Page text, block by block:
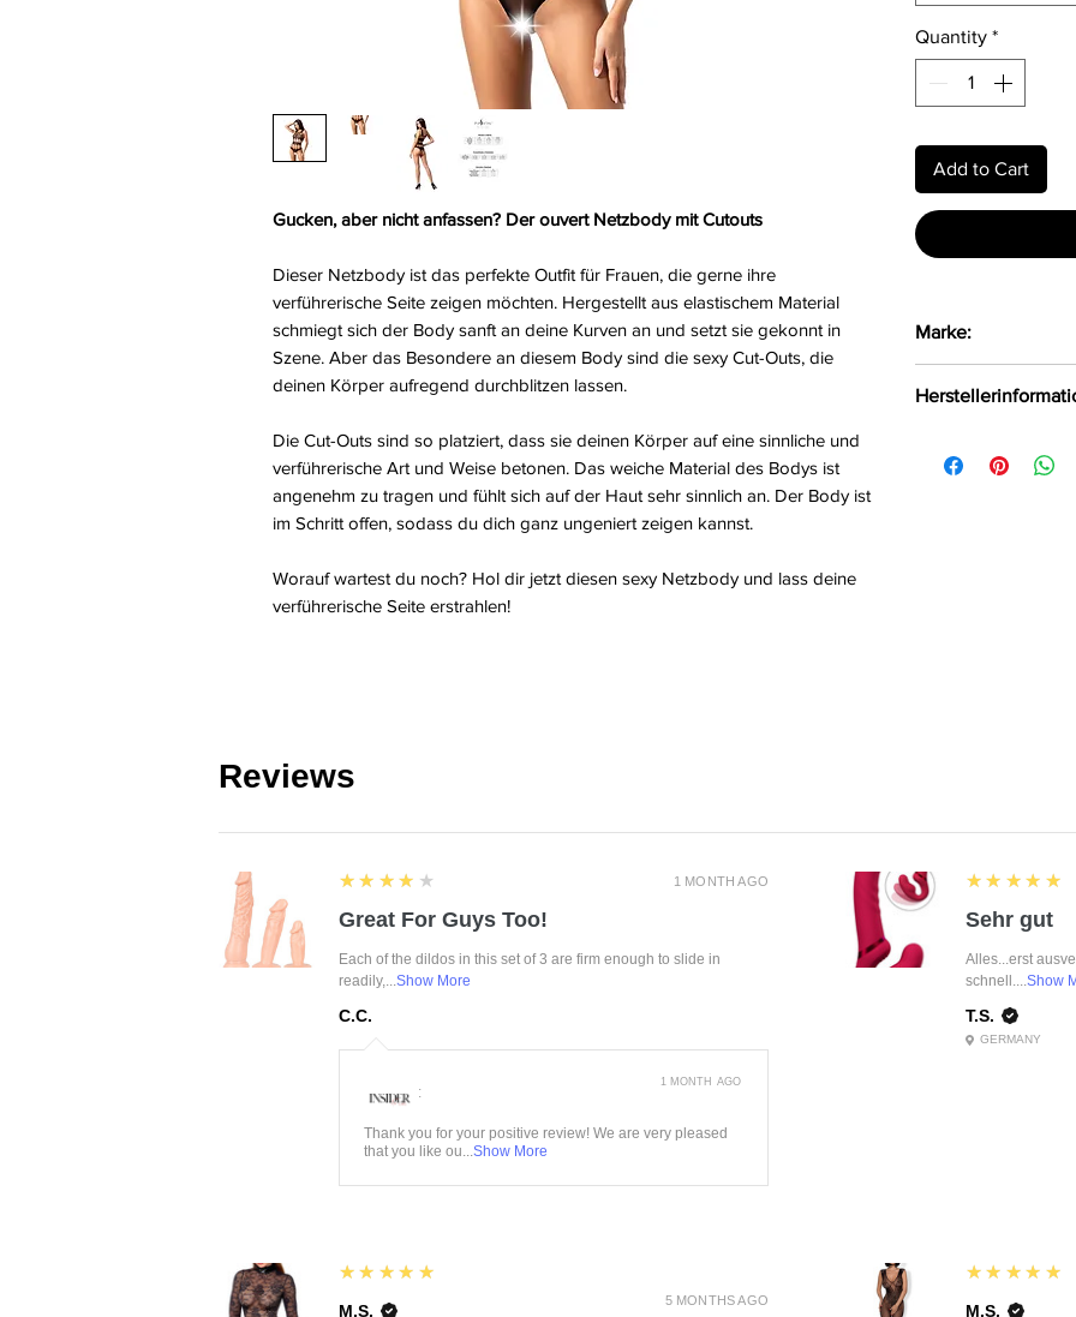
Gucken, aber nicht anfassen? Der ouvert Netzbody mit Cutouts
Dieser Netzbody ist das perfekte Outfit für Frauen, die gerne ihre
verführerische Seite zeigen möchten. Hergestellt aus elastischem Material
schmiegt sich der Body sanft an deine Kurven an und setzt sie gekonnt in
Szene. Aber das Besondere an diesem Body sind die sexy Cut-Outs, die
deinen Körper aufregend durchblitzen lassen.
Die Cut-Outs sind so platziert, dass sie deinen Körper auf eine sinnliche und
verführerische Art und Weise betonen. Das weiche Material des Bodys ist
angenehm zu tragen und fühlt sich auf der Haut sehr sinnlich an. Der Body ist
im Schritt offen, sodass du dich ganz ungeniert zeigen kannst.
Worauf wartest du noch? Hol dir jetzt diesen sexy Netzbody und lass deine
verführerische Seite erstrahlen!
Quantity *
Add to Cart
Marke:
Ul. Siemońska 11
Reviews
1 MONTH AGO
4
★★★★★
Great For Guys Too!
Each of the dildos in this set of 3 are firm enough to slide in
readily,...Show More
C.C.
:
Thank you for your positive review! We are very pleased
that you like ou...Show More
1 MONTH AGO
5
★★★★★
Sehr gut
Alles...erst
schnell....Show
T.S.
GERMANY
5 MONTHS AGO
5
★★★★★
M.S.
5
★★★★★
M.S.